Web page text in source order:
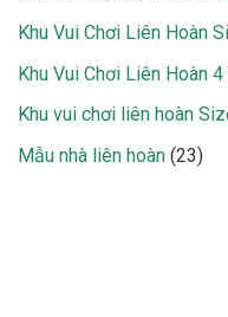
Khu Vui Chơi Liên Hoàn
Khu Vui Chơi Liên Hoàn
Khu vui chơi liên hoàn
Mẫu nhà liên hoàn 2323